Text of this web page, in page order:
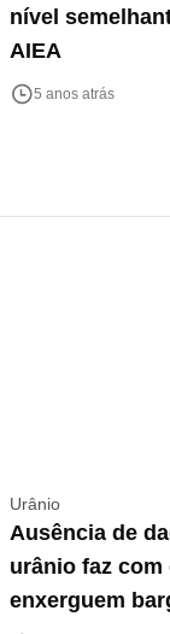
nível
AIEA
5 anos atrás
Urânio
Ausência de
urânio faz
enxerguem